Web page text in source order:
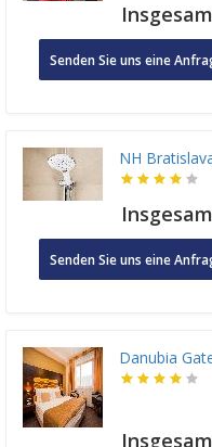
Senden Sie uns eine
NH
Senden Sie uns eine
Danubia